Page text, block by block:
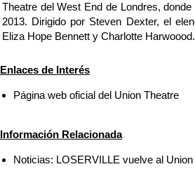
Theatre del West End de Londres,
2013. Dirigido por Steven Dexter, el
Eliza Hope Bennett y Charlotte Harwoood.
Enlaces de Interés
Página web oficial del Union Theatre
Información Relacionada
Noticias: LOSERVILLE vuelve al